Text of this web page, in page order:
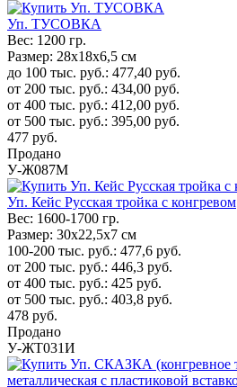
Уп. ТУСОВКА
Вес: 1200 гр.
Размер: 28х18х6,5 см
до 100 тыс. руб.: 477,40 руб.
от 200 тыс. руб.: 434,00 руб.
от 400 тыс. руб.: 412,00 руб.
от 500 тыс. руб.: 395,00 руб.
477 руб.
Продано
У-Ж087М
Уп. Кейс Русская тройка с конгревом
Вес: 1600-1700 гр.
Размер: 30x22,5x7 см
100-200 тыс. руб.: 477,6 руб.
от 200 тыс. руб.: 446,3 руб.
от 400 тыс. руб.: 425 руб.
от 500 тыс. руб.: 403,8 руб.
478 руб.
Продано
У-ЖТ031И